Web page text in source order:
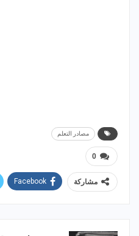
مصادر التعلم
0
مشاركة Facebook